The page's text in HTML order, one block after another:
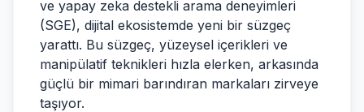
ve yapay zeka destekli arama deneyimleri
(SGE), dijital ekosistemde yeni bir süzgeç
yarattı. Bu süzgeç, yüzeysel içerikleri ve
manipülatif teknikleri hızla elerken, arkasında
güçlü bir mimari barındıran markaları zirveye
taşıyor.